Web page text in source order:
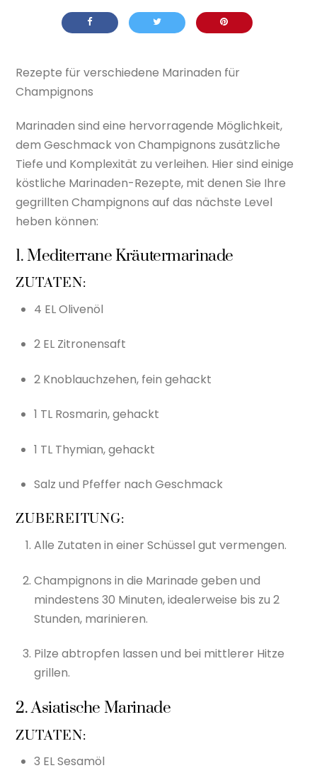
Rezepte für verschiedene Marinaden für
Champignons
Marinaden sind eine hervorragende Möglichkeit,
dem Geschmack von Champignons zusätzliche
Tiefe und Komplexität zu verleihen. Hier sind einige
köstliche Marinaden-Rezepte, mit denen Sie Ihre
gegrillten Champignons auf das nächste Level
heben können:
1. Mediterrane Kräutermarinade
ZUTATEN:
4 EL Olivenöl
2 EL Zitronensaft
2 Knoblauchzehen, fein gehackt
1 TL Rosmarin, gehackt
1 TL Thymian, gehackt
Salz und Pfeffer nach Geschmack
ZUBEREITUNG:
Alle Zutaten in einer Schüssel gut vermengen.
Champignons in die Marinade geben und
mindestens 30 Minuten, idealerweise bis zu 2
Stunden, marinieren.
Pilze abtropfen lassen und bei mittlerer Hitze
grillen.
2. Asiatische Marinade
ZUTATEN:
3 EL Sesamöl